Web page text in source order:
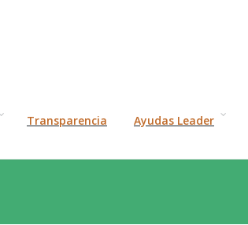
Transparencia Ayudas Leader